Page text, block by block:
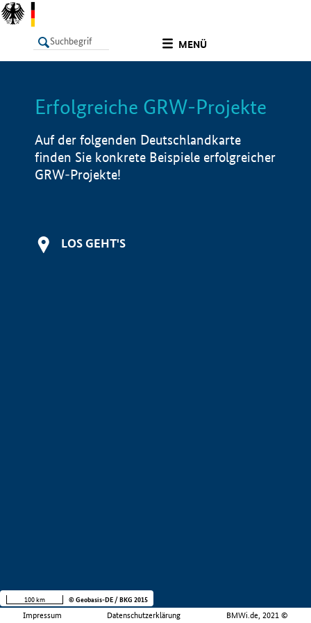
MENÜ
LISTE Info
Erfolgreiche GRW-Projekte
Auf der folgenden Deutschlandkarte
finden Sie konkrete Beispiele erfolgreicher
GRW-Projekte!
LOS GEHT'S
Impressum Datenschutzerklärung BMWi.de, 2021 ©
100 km © Geobasis-DE / BKG 2015